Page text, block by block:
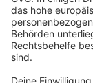
Das ist
Der
zurück zahlen.